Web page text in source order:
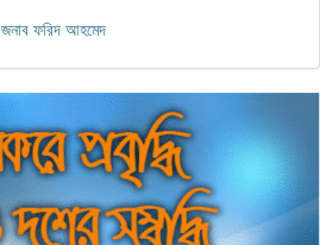
জনাব ফরিদ আহমেদ